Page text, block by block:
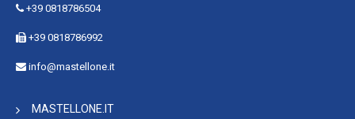
+39 0818786504
+39 0818786992
info@mastellone.it
MASTELLONE.IT